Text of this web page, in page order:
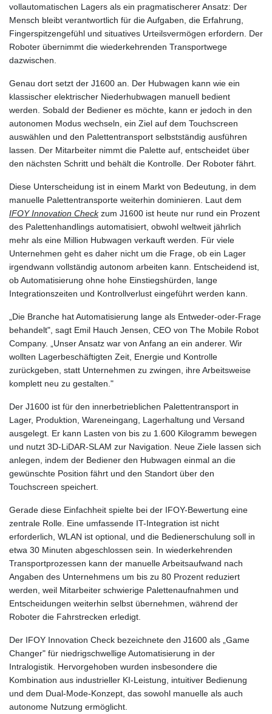
vollautomatischen Lagers als ein pragmatischerer Ansatz: Der
Mensch bleibt verantwortlich für die Aufgaben, die Erfahrung,
Fingerspitzengefühl und situatives Urteilsvermögen erfordern. Der
Roboter übernimmt die wiederkehrenden Transportwege
dazwischen.
Genau dort setzt der J1600 an. Der Hubwagen kann wie ein
klassischer elektrischer Niederhubwagen manuell bedient
werden. Sobald der Bediener es möchte, kann er jedoch in den
autonomen Modus wechseln, ein Ziel auf dem Touchscreen
auswählen und den Palettentransport selbstständig ausführen
lassen. Der Mitarbeiter nimmt die Palette auf, entscheidet über
den nächsten Schritt und behält die Kontrolle. Der Roboter fährt.
Diese Unterscheidung ist in einem Markt von Bedeutung, in dem
manuelle Palettentransporte weiterhin dominieren. Laut dem
IFOY Innovation Checkzum J1600 ist heute nur rund ein Prozent
des Palettenhandlings automatisiert, obwohl weltweit jährlich
mehr als eine Million Hubwagen verkauft werden. Für viele
Unternehmen geht es daher nicht um die Frage, ob ein Lager
irgendwann vollständig autonom arbeiten kann. Entscheidend ist,
ob Automatisierung ohne hohe Einstiegshürden, lange
Integrationszeiten und Kontrollverlust eingeführt werden kann.
„Die Branche hat Automatisierung lange als Entweder-oder-Frage
behandelt", sagt Emil Hauch Jensen, CEO von The Mobile Robot
Company. „Unser Ansatz war von Anfang an ein anderer. Wir
wollten Lagerbeschäftigten Zeit, Energie und Kontrolle
zurückgeben, statt Unternehmen zu zwingen, ihre Arbeitsweise
komplett neu zu gestalten."
Der J1600 ist für den innerbetrieblichen Palettentransport in
Lager, Produktion, Wareneingang, Lagerhaltung und Versand
ausgelegt. Er kann Lasten von bis zu 1.600 Kilogramm bewegen
und nutzt 3D-LiDAR-SLAM zur Navigation. Neue Ziele lassen sich
anlegen, indem der Bediener den Hubwagen einmal an die
gewünschte Position fährt und den Standort über den
Touchscreen speichert.
Gerade diese Einfachheit spielte bei der IFOY-Bewertung eine
zentrale Rolle. Eine umfassende IT-Integration ist nicht
erforderlich, WLAN ist optional, und die Bedienerschulung soll in
etwa 30 Minuten abgeschlossen sein. In wiederkehrenden
Transportprozessen kann der manuelle Arbeitsaufwand nach
Angaben des Unternehmens um bis zu 80 Prozent reduziert
werden, weil Mitarbeiter schwierige Palettenaufnahmen und
Entscheidungen weiterhin selbst übernehmen, während der
Roboter die Fahrstrecken erledigt.
Der IFOY Innovation Check bezeichnete den J1600 als „Game
Changer" für niedrigschwellige Automatisierung in der
Intralogistik. Hervorgehoben wurden insbesondere die
Kombination aus industrieller KI-Leistung, intuitiver Bedienung
und dem Dual-Mode-Konzept, das sowohl manuelle als auch
autonome Nutzung ermöglicht.